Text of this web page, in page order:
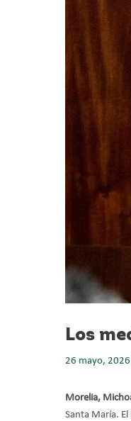
Los
26 mayo, 2026
Morelia,
Santa María.